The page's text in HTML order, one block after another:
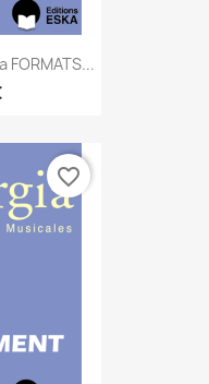
favorite_border